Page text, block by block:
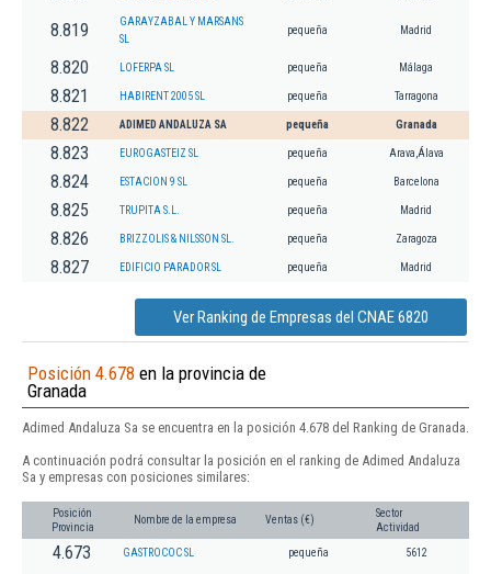
8.819
GARAYZABAL Y MARSANS
SL
pequeña Madrid
8.820 LOFERPA SL pequeña Málaga
8.821 HABIRENT 2005 SL pequeña Tarragona
8.822 ADIMED ANDALUZA SA pequeña Granada
8.823 EUROGASTEIZ SL pequeña Arava,Álava
8.824 ESTACION 9 SL pequeña Barcelona
8.825 TRUPITA S.L. pequeña Madrid
8.826 BRIZZOLIS & NILSSON SL. pequeña Zaragoza
8.827 EDIFICIO PARADOR SL pequeña Madrid
Ver Ranking de Empresas del CNAE 6820
Posición 4.678 en la provincia de
Granada
Adimed Andaluza Sa se encuentra en la posición 4.678 del Ranking de Granada.
A continuación podrá consultar la posición en el ranking de Adimed Andaluza
Sa y empresas con posiciones similares:
Posición
Provincia
Nombre de la empresa Ventas (€)
Sector
Actividad
4.673 GASTROCOC SL pequeña 5612